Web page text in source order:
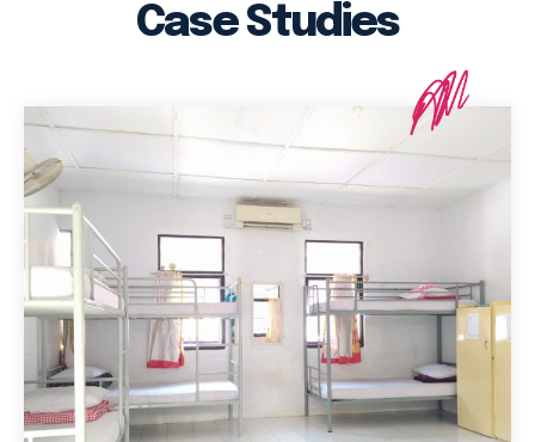
Case Studies